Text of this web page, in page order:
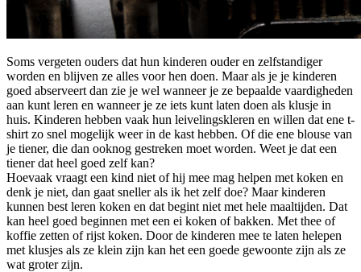
Soms vergeten ouders dat hun kinderen ouder en zelfstandiger
worden en blijven ze alles voor hen doen. Maar als je je kinderen
goed abserveert dan zie je wel wanneer je ze bepaalde vaardigheden
aan kunt leren en wanneer je ze iets kunt laten doen als klusje in
huis. Kinderen hebben vaak hun leivelingskleren en willen dat ene t-
shirt zo snel mogelijk weer in de kast hebben. Of die ene blouse van
je tiener, die dan ooknog gestreken moet worden. Weet je dat een
tiener dat heel goed zelf kan?
Hoevaak vraagt een kind niet of hij mee mag helpen met koken en
denk je niet, dan gaat sneller als ik het zelf doe? Maar kinderen
kunnen best leren koken en dat begint niet met hele maaltijden. Dat
kan heel goed beginnen met een ei koken of bakken. Met thee of
koffie zetten of rijst koken. Door de kinderen mee te laten helepen
met klusjes als ze klein zijn kan het een goede gewoonte zijn als ze
wat groter zijn.